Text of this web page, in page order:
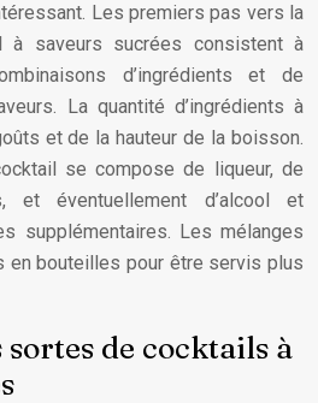
Les premiers pas vers la
à saveurs sucrées consistent à
d’ingrédients et de
La quantité d’ingrédients à
et de la hauteur de la boisson.
se compose de liqueur, de
éventuellement d’alcool et
supplémentaires. Les mélanges
en bouteilles pour être servis plus
de cocktails à